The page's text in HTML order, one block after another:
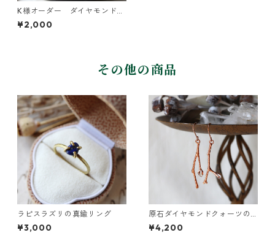
K様オーダー ダイヤモンドク
ォーツのリング
¥2,000
その他の商品
ラピスラズリの真鍮リング
¥3,000
原石ダイヤモンドクォーツの
小枝ピアス
¥4,200